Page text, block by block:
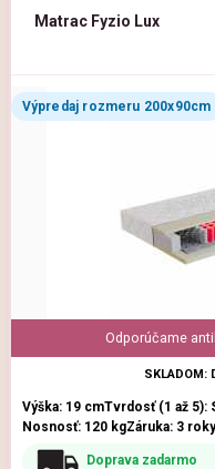
Matrac Fyzio Lux
Výpredaj rozmeru 200x90cm
Odporúčame
SKLADOM:
Výška: 19 cmTvrdosť (1 až 5):
Nosnosť: 120 kgZáruka: 3 roky
Doprava zadarmo